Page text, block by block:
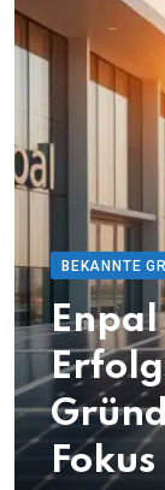
BEKANNTE
Enpal
Fokus